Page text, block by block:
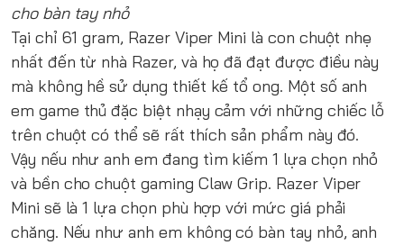
cho bàn tay nhỏ
Tại chỉ 61 gram, Razer Viper Mini là con chuột nhẹ
nhất đến từ nhà Razer, và họ đã đạt được điều này
mà không hề sử dụng thiết kế tổ ong. Một số anh
em game thủ đặc biệt nhạy cảm với những chiếc lỗ
trên chuột có thể sẽ rất thích sản phẩm này đó.
Vậy nếu như anh em đang tìm kiếm 1 lựa chọn nhỏ
và bền cho chuột gaming Claw Grip. Razer Viper
Mini sẽ là 1 lựa chọn phù hợp với mức giá phải
chăng. Nếu như anh em không có bàn tay nhỏ, anh